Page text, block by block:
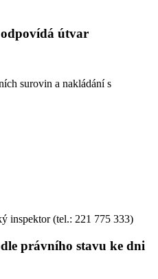
útvar
surovin a nakládání s
inspektor (tel.: 221 775 333)
právního stavu ke dni